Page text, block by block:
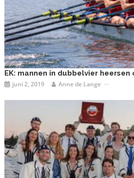
EK: mannen in dubbelvier heersen
juni 2, 2019 Anne de Lange